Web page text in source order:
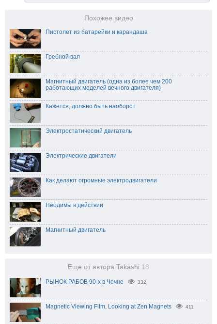
Похожее видео
Пистолет из батарейки и карандаша
Гребной вал
Магнитный двигатель (одна из более чем 200
работающих моделей вечного двигателя)
Кажется, должно быть наоборот
Электростатический двигатель
Электрические двигатели
Как делают огромные электродвигатели
Неодимы в действии
Магнитный двигатель
Еще от автора Takashi 18
РЫНОК РАБОВ 90-х в Чечне 332
Magnetic Viewing Film, Looking at Zen Magnets 411